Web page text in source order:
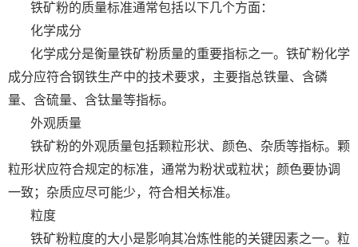
铁矿粉的质量标准通常包括以下几个方面：
化学成分
化学成分是衡量铁矿粉质量的重要指标之一。铁矿粉化学
成分应符合钢铁生产中的技术要求，主要指总铁量、含磷
量、含硫量、含钛量等指标。
外观质量
铁矿粉的外观质量包括颗粒形状、颜色、杂质等指标。颗
粒形状应符合规定的标准，通常为粉状或粒状；颜色要协调
一致；杂质应尽可能少，符合相关标准。
粒度
铁矿粉粒度的大小是影响其冶炼性能的关键因素之一。粒